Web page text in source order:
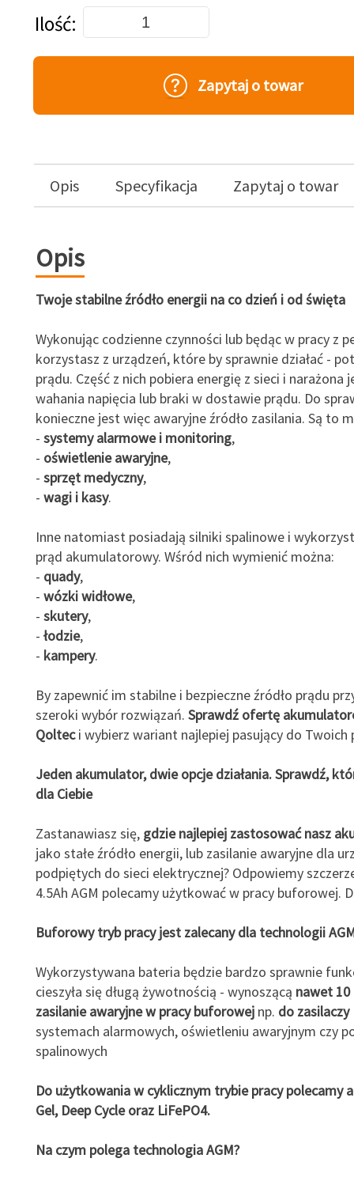
Dodaj do koszyka
Ilość
Zapytaj o towar
Opis Specyfikacja Zapytaj o towar
Opis
Twoje stabilne źródło energii na co dzień i od święta
Wykonując codzienne czynności lub będąc w pracy z
korzystasz z urządzeń, które by sprawnie działać -
prądu. Część z nich pobiera energię z sieci i narażona
wahania napięcia lub braki w dostawie prądu. Do
konieczne jest więc awaryjne źródło zasilania. Są to
- systemy alarmowe i monitoring,
- oświetlenie awaryjne,
- sprzęt medyczny,
- wagi i kasy.
Inne natomiast posiadają silniki spalinowe i
prąd akumulatorowy. Wśród nich wymienić można:
- quady,
- wózki widłowe,
- skutery,
- łodzie,
- kampery.
By zapewnić im stabilne i bezpieczne źródło prądu
szeroki wybór rozwiązań. Sprawdź ofertę
Qolteci wybierz wariant najlepiej pasujący do Twoich
Jeden akumulator, dwie opcje działania. Sprawdź,
dla Ciebie
Zastanawiasz się, gdzie najlepiej zastosować nasz
jako stałe źródło energii, lub zasilanie awaryjne dla
podpiętych do sieci elektrycznej? Odpowiemy
4.5Ah AGM polecamy użytkować w pracy buforowej.
Buforowy tryb pracy jest zalecany dla technologii
Wykorzystywana bateria będzie bardzo sprawnie
cieszyła się długą żywotnością - wynoszącą nawet
zasilanie awaryjne w pracy buforowejnp. do zasilaczy
systemach alarmowych, oświetleniu awaryjnym czy
spalinowych
Do użytkowania w cyklicznym trybie pracy polecamy
Gel, Deep Cycle oraz LiFePO4.
Na czym polega technologia AGM?